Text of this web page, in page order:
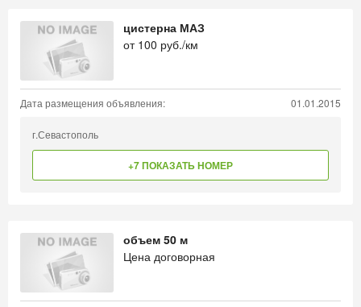
цистерна МАЗ
от 100 руб./км
Дата размещения объявления: 01.01.2015
г.Севастополь
+7 ПОКАЗАТЬ НОМЕР
объем 50 м
Цена договорная